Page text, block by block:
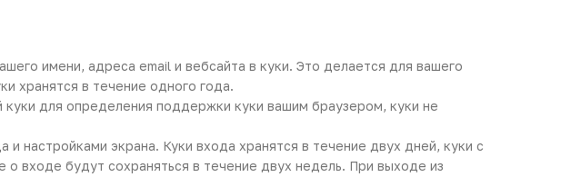
имени, адреса email и вебсайта в куки. Это делается для вашего
хранятся в течение одного года.
куки для определения поддержки куки вашим браузером, куки не
настройками экрана. Куки входа хранятся в течение двух дней, куки с
входе будут сохраняться в течение двух недель. При выходе из